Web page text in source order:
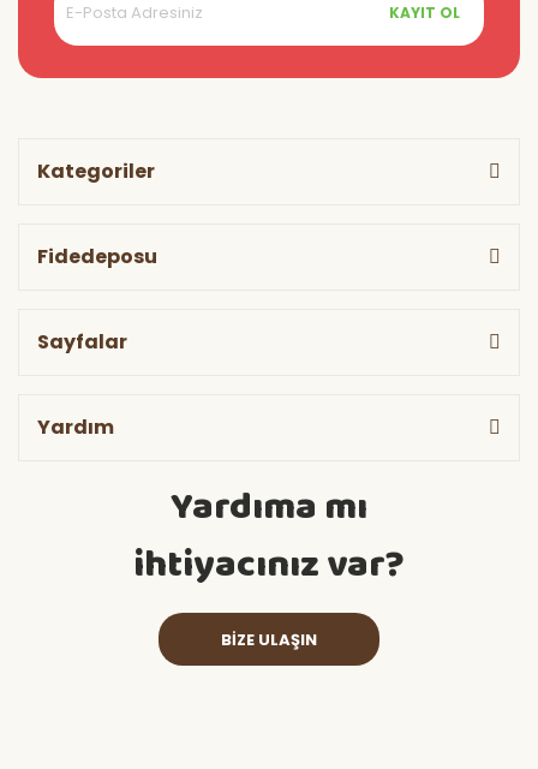
KAYIT OL
Kategoriler
Fidedeposu
Sayfalar
Yardım
Yardıma mı
ihtiyacınız var?
BİZE ULAŞIN